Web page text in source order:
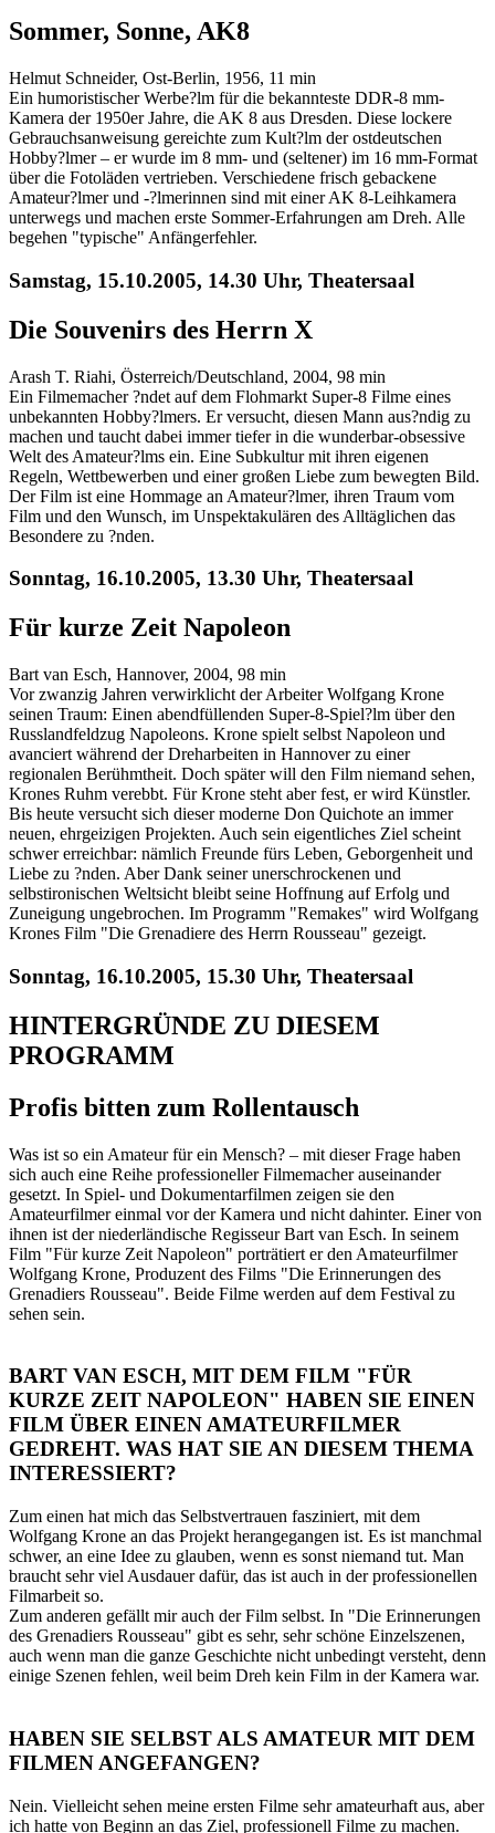
Sommer, Sonne, AK8
Helmut Schneider, Ost-Berlin, 1956, 11 min
Ein humoristischer Werbe?lm für die bekannteste DDR-8 mm-
Kamera der 1950er Jahre, die AK 8 aus Dresden. Diese lockere
Gebrauchsanweisung gereichte zum Kult?lm der ostdeutschen
Hobby?lmer – er wurde im 8 mm- und (seltener) im 16 mm-Format
über die Fotoläden vertrieben. Verschiedene frisch gebackene
Amateur?lmer und -?lmerinnen sind mit einer AK 8-Leihkamera
unterwegs und machen erste Sommer-Erfahrungen am Dreh. Alle
begehen "typische" Anfängerfehler.
Samstag, 15.10.2005, 14.30 Uhr, Theatersaal
Die Souvenirs des Herrn X
Arash T. Riahi, Österreich/Deutschland, 2004, 98 min
Ein Filmemacher ?ndet auf dem Flohmarkt Super-8 Filme eines
unbekannten Hobby?lmers. Er versucht, diesen Mann aus?ndig zu
machen und taucht dabei immer tiefer in die wunderbar-obsessive
Welt des Amateur?lms ein. Eine Subkultur mit ihren eigenen
Regeln, Wettbewerben und einer großen Liebe zum bewegten Bild.
Der Film ist eine Hommage an Amateur?lmer, ihren Traum vom
Film und den Wunsch, im Unspektakulären des Alltäglichen das
Besondere zu ?nden.
Sonntag, 16.10.2005, 13.30 Uhr, Theatersaal
Für kurze Zeit Napoleon
Bart van Esch, Hannover, 2004, 98 min
Vor zwanzig Jahren verwirklicht der Arbeiter Wolfgang Krone
seinen Traum: Einen abendfüllenden Super-8-Spiel?lm über den
Russlandfeldzug Napoleons. Krone spielt selbst Napoleon und
avanciert während der Dreharbeiten in Hannover zu einer
regionalen Berühmtheit. Doch später will den Film niemand sehen,
Krones Ruhm verebbt. Für Krone steht aber fest, er wird Künstler.
Bis heute versucht sich dieser moderne Don Quichote an immer
neuen, ehrgeizigen Projekten. Auch sein eigentliches Ziel scheint
schwer erreichbar: nämlich Freunde fürs Leben, Geborgenheit und
Liebe zu ?nden. Aber Dank seiner unerschrockenen und
selbstironischen Weltsicht bleibt seine Hoffnung auf Erfolg und
Zuneigung ungebrochen. Im Programm "Remakes" wird Wolfgang
Krones Film "Die Grenadiere des Herrn Rousseau" gezeigt.
Sonntag, 16.10.2005, 15.30 Uhr, Theatersaal
HINTERGRÜNDE ZU DIESEM
PROGRAMM
Profis bitten zum Rollentausch
Was ist so ein Amateur für ein Mensch? – mit dieser Frage haben
sich auch eine Reihe professioneller Filmemacher auseinander
gesetzt. In Spiel- und Dokumentarfilmen zeigen sie den
Amateurfilmer einmal vor der Kamera und nicht dahinter. Einer von
ihnen ist der niederländische Regisseur Bart van Esch. In seinem
Film "Für kurze Zeit Napoleon" porträtiert er den Amateurfilmer
Wolfgang Krone, Produzent des Films "Die Erinnerungen des
Grenadiers Rousseau". Beide Filme werden auf dem Festival zu
sehen sein.
BART VAN ESCH, MIT DEM FILM "FÜR
KURZE ZEIT NAPOLEON" HABEN SIE EINEN
FILM ÜBER EINEN AMATEURFILMER
GEDREHT. WAS HAT SIE AN DIESEM THEMA
INTERESSIERT?
Zum einen hat mich das Selbstvertrauen fasziniert, mit dem
Wolfgang Krone an das Projekt herangegangen ist. Es ist manchmal
schwer, an eine Idee zu glauben, wenn es sonst niemand tut. Man
braucht sehr viel Ausdauer dafür, das ist auch in der professionellen
Filmarbeit so.
Zum anderen gefällt mir auch der Film selbst. In "Die Erinnerungen
des Grenadiers Rousseau" gibt es sehr, sehr schöne Einzelszenen,
auch wenn man die ganze Geschichte nicht unbedingt versteht, denn
einige Szenen fehlen, weil beim Dreh kein Film in der Kamera war.
HABEN SIE SELBST ALS AMATEUR MIT DEM
FILMEN ANGEFANGEN?
Nein. Vielleicht sehen meine ersten Filme sehr amateurhaft aus, aber
ich hatte von Beginn an das Ziel, professionell Filme zu machen.